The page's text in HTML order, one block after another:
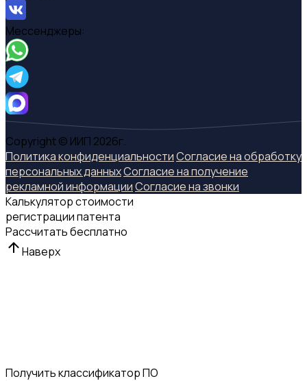
Мессенджеры:
Copyright © ИИП 2026г.
Политика конфиденциальностиСогласие на обработку
персональных данныхСогласие на получение
рекламной информацииСогласие на звонки
Калькулятор стоимости
регистрации патента
Рассчитать бесплатно
Наверх
Получить классификатор ПО